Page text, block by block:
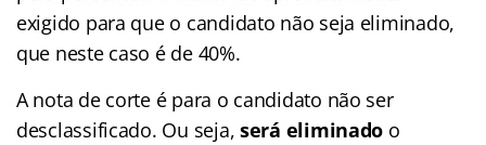
exigido para que o candidato não seja eliminado,
que neste caso é de 40%.
A nota de corte é para o candidato não ser
desclassificado. Ou seja, será eliminado o